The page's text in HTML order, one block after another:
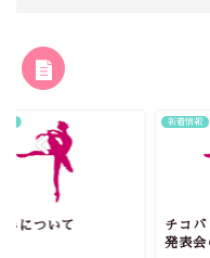
みについて
新着情報
チコバ
発表会